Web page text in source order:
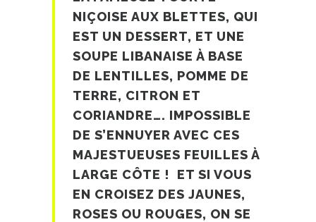
NIÇOISE AUX BLETTES, QUI
EST UN DESSERT, ET UNE
SOUPE LIBANAISE À BASE
DE LENTILLES, POMME DE
TERRE, CITRON ET
CORIANDRE…. IMPOSSIBLE
DE S’ENNUYER AVEC CES
MAJESTUEUSES FEUILLES À
LARGE CÔTE ! ET SI VOUS
EN CROISEZ DES JAUNES,
ROSES OU ROUGES, ON SE